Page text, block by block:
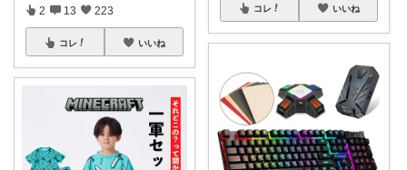
2 13 223
コレ いいね
コレ いいね